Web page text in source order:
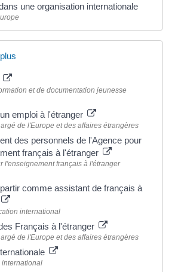
une organisation internationale
et de documentation jeunesse
emploi à l'étranger
de l'Europe et des affaires étrangères
des personnels de l'Agence pour
français à l'étranger
l'enseignement français à l'étranger
comme assistant de français à
international
Français à l'étranger
de l'Europe et des affaires étrangères